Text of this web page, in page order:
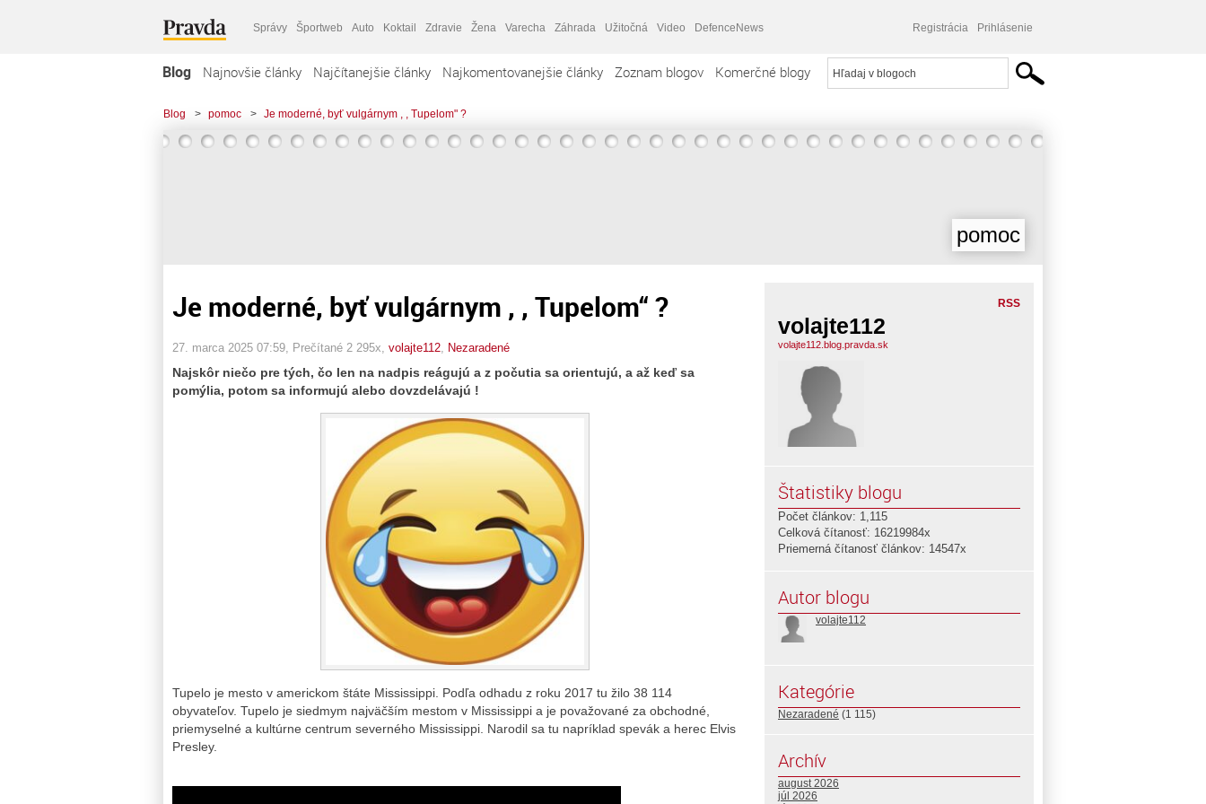
Správy Športweb Auto Koktail Zdravie Žena Varecha Záhrada Užitočná Video DefenceNews Registrácia Prihlásenie
Blog Najnovšie články Najčítanejšie články Najkomentovanejšie články Zoznam blogov Komerčné blogy
Blog > pomoc > Je moderné, byť vulgárnym , , Tupelom" ?
pomoc
Je moderné, byť vulgárnym , , Tupelom“ ?
27. marca 2025 07:59 , Prečítané 2 295x, volajte112 Nezaradené
Najskôr niečo pre tých, čo len na nadpis reágujú a z počutia sa orientujú, a až keď sa
pomýlia, potom sa informujú alebo dovzdelávajú !
Tupelo je mesto v americkom štáte Mississippi. Podľa odhadu z roku 2017 tu žilo 38 114
obyvateľov. Tupelo je siedmym najväčším mestom v Mississippi a je považované za obchodné,
priemyselné a kultúrne centrum severného Mississippi. Narodil sa tu napríklad spevák a herec Elvis
Presley.
RSS
volajte112
volajte112.blog.pravda.sk
Štatistiky blogu
Počet článkov: 1,115
Celková čítanosť: 16219984x
Priemerná čítanosť článkov: 14547x
Autor blogu
volajte112
Kategórie
Nezaradené (1 115)
Archív
august 2026
júl 2026